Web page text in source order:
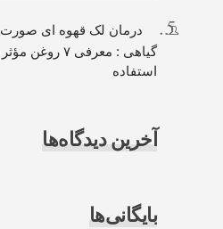
درمان لک قهوه ای صورت
گیاهی : معرفی ۷
استفاده
آخرین دیدگاه‌ها
بایگانی‌ها